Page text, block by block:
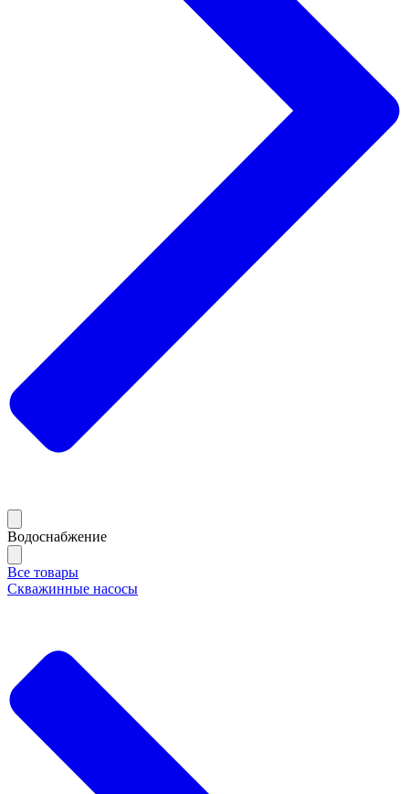
Водоснабжение
Все товары
Скважинные насосы